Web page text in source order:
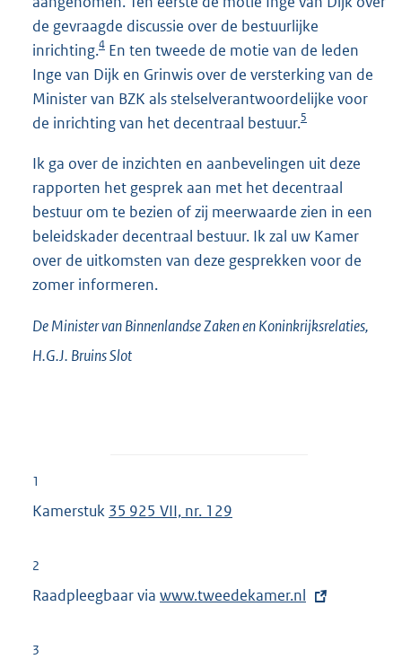
de gevraagde discussie over de bestuurlijke
inrichting.4 En ten tweede de motie van de leden
Inge van Dijk en Grinwis over de versterking van de
Minister van BZK als stelselverantwoordelijke voor
de inrichting van het decentraal bestuur.5
Ik ga over de inzichten en aanbevelingen uit deze
rapporten het gesprek aan met het decentraal
bestuur om te bezien of zij meerwaarde zien in een
beleidskader decentraal bestuur. Ik zal uw Kamer
over de uitkomsten van deze gesprekken voor de
zomer informeren.
De Minister van Binnenlandse Zaken en Koninkrijksrelaties,
H.G.J. Bruins Slot
1
Kamerstuk 35 925 VII, nr. 129
2
Raadpleegbaar via E
www.tweedekamer.nl
3